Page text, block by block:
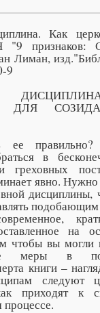
Как
признаков:
Лиман,
9
ДЛЯ
ее
в
и греховных
явно. Нужно
на
чтобы вы могли
меры в
книги –
следуют
приходят к